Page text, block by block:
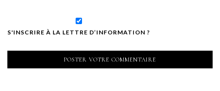
S'INSCRIRE À LA LETTRE D’INFORMATION ?